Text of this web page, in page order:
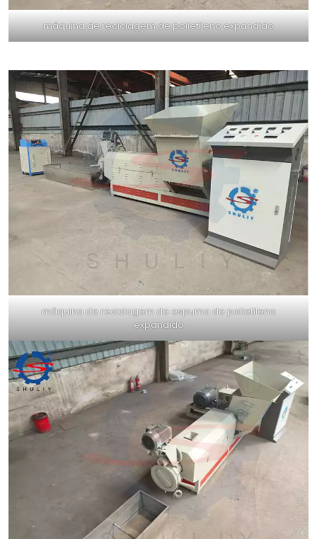
máquina de reciclagem de polietileno expandido
máquina de reciclagem de espuma de polietileno
expandido